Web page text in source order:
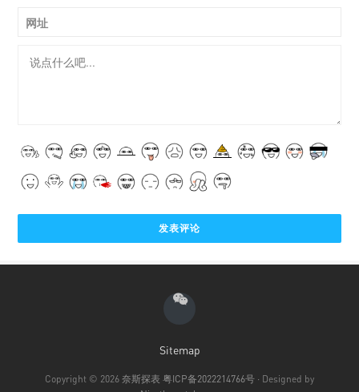
网址
Sitemap
Copyright © 2026 奈斯探表 粤ICP备2022214766号 · Designed by